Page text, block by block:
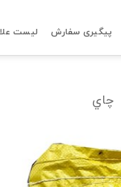
پیگیری سفارش لیست
چاي